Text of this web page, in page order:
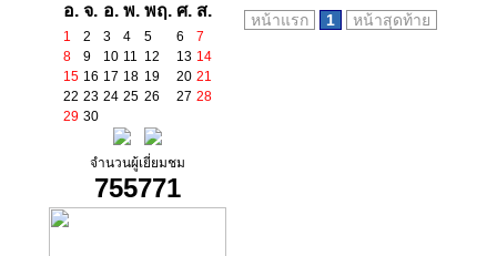
อ. จ. อ. พ. พฤ. ศ. ส.
1 2 3 4 5 6
7
8
9 10 11 12 13 14
15 16 17 18 19 20 21
22 23 24 25 26 27 28
29 30
จำนวนผู้เยี่ยมชม
755771
หน้าแรก 1 หน้าสุดท้าย